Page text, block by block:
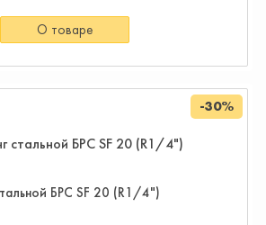
О товаре
БРС SF 20 (R1/4")
-30%